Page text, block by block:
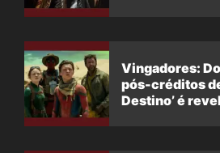
Vingadores:
pós-créditos
Destino’ é